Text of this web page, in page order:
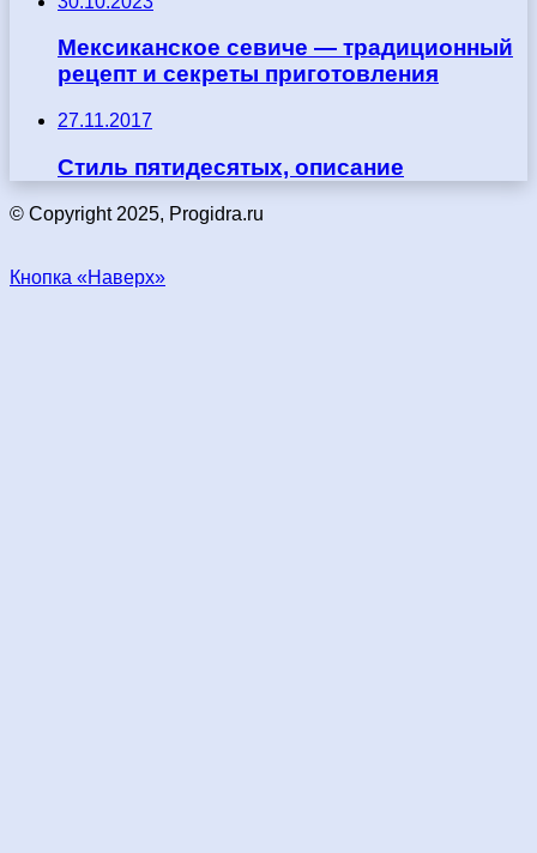
Мексиканское севиче — традиционный
рецепт и секреты приготовления
27.11.2017
Стиль пятидесятых, описание
© Copyright 2025, Progidra.ru
Кнопка «Наверх»